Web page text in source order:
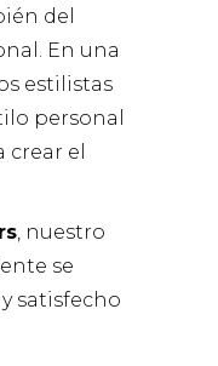
del
En una
estilistas
personal
el
, nuestro
se
satisfecho